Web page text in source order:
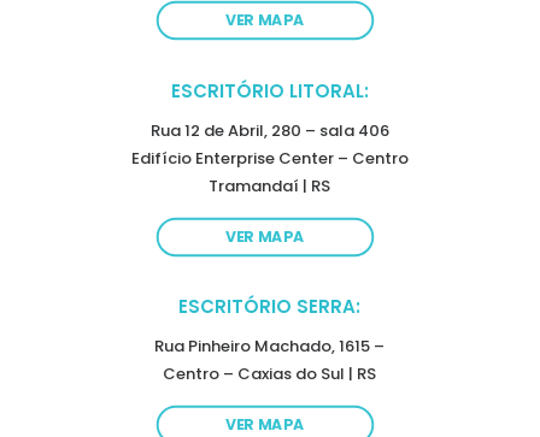
VER MAPA
ESCRITÓRIO LITORAL:
Rua 12 de Abril, 280 – sala 406
Edifício Enterprise Center – Centro
Tramandaí | RS
VER MAPA
ESCRITÓRIO SERRA:
Rua Pinheiro Machado, 1615 –
Centro – Caxias do Sul | RS
VER MAPA